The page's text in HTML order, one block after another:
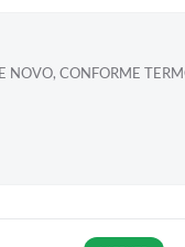
CONFORME